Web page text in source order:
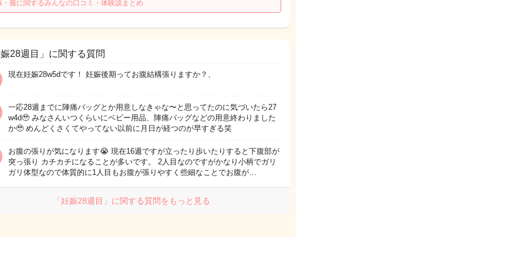
・服に関するみんなの口コミ・体験談まとめ
28週目」に関する質問
現在妊娠28w5dです！ 妊娠後期ってお腹結構張りますか？、
一応28週までに陣痛バッグとか用意しなきゃな〜と思ってたのに気づいたら27
w4d🥹 みなさんいつくらいにベビー用品、陣痛バッグなどの用意終わりました
か🥹 めんどくさくてやってない以前に月日が経つのが早すぎる笑
お腹の張りが気になります😭 現在16週ですが立ったり歩いたりすると下腹部が
突っ張り カチカチになることが多いです。 2人目なのですがかなり小柄でガリ
ガリ体型なので体質的に1人目もお腹が張りやすく些細なことでお腹が…
「妊娠28週目」に関する質問をもっと見る